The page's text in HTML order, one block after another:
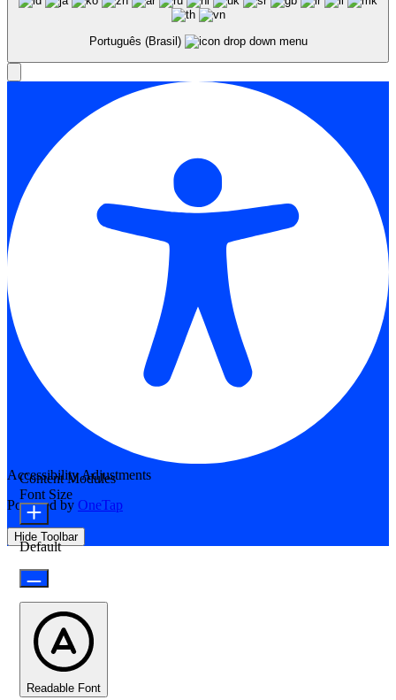
Português (Brasil)
Accessibility Adjustments
Powered by OneTap
Hide Toolbar
Content Modules
Font Size
Default
Readable Font